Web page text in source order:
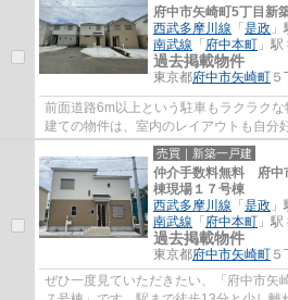
府中市矢崎町5丁目新
西武多摩川線 「 是政
南武線 「 府中本町 」
過去掲載物件
東京都府中市矢崎町
前面道路6m以上という駐車もラクラク
建ての物件は、室内のレイアウトも自分
13分と少し離れた物件です。西武多摩川
売買｜新築一戸建
仲介手数料無料 府中
棟現場１７号棟
西武多摩川線 「 是政
南武線 「 府中本町 」
過去掲載物件
東京都府中市矢崎町
ぜひ一度見ていただきたい、「府中市矢